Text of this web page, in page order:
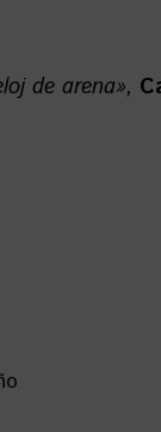
de arena»,